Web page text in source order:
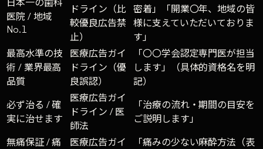
日本一の歯科
医院 / 地域
No.1
ドライン（比
較優良広告禁
止）
密着」「開業〇年、地域の皆
様に支えていただいておりま
す」
最高水準の技
術 / 業界最高
品質
医療広告ガイ
ドライン（優
良誤認）
「〇〇学会認定専門医が担当
します」（具体的資格名を明
記）
必ず治る / 確
実に治せます
医療広告ガイ
ドライン / 医
師法
「治療の流れ・期間の目安を
ご説明します」
無痛保証 / 痛
医療広告ガイ
「痛みの少ない麻酔方法（表